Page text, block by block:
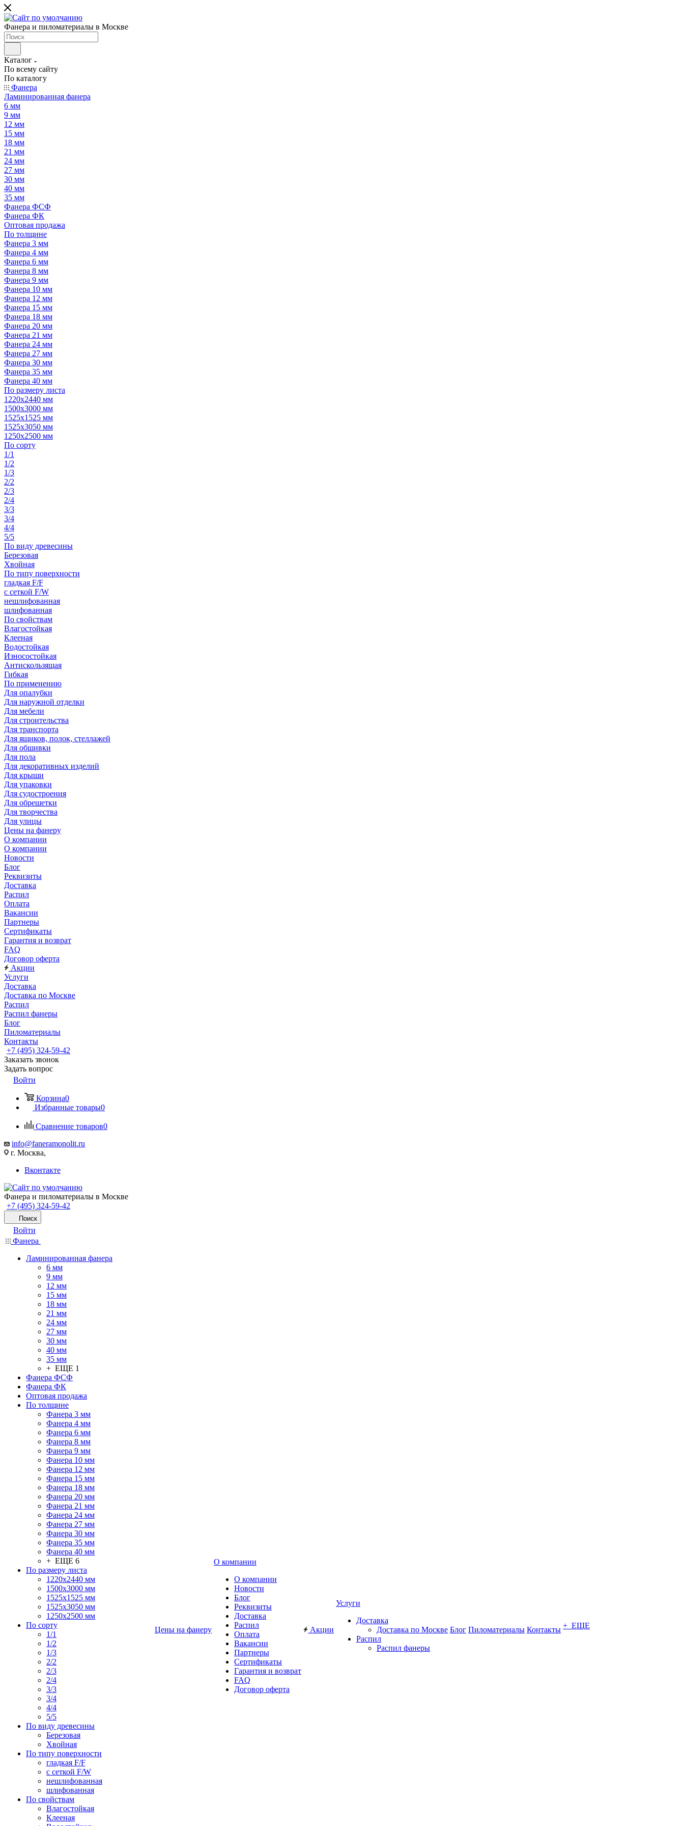
Фанера и пиломатериалы в Москве
Каталог
По всему сайту
По каталогу
Фанера
Ламинированная фанера
6 мм
9 мм
12 мм
15 мм
18 мм
21 мм
24 мм
27 мм
30 мм
40 мм
35 мм
Фанера ФСФ
Фанера ФК
Оптовая продажа
По толщине
Фанера 3 мм
Фанера 4 мм
Фанера 6 мм
Фанера 8 мм
Фанера 9 мм
Фанера 10 мм
Фанера 12 мм
Фанера 15 мм
Фанера 18 мм
Фанера 20 мм
Фанера 21 мм
Фанера 24 мм
Фанера 27 мм
Фанера 30 мм
Фанера 35 мм
Фанера 40 мм
По размеру листа
1220х2440 мм
1500х3000 мм
1525x1525 мм
1525х3050 мм
1250х2500 мм
По сорту
1/1
1/2
1/3
2/2
2/3
2/4
3/3
3/4
4/4
5/5
По виду древесины
Березовая
Хвойная
По типу поверхности
гладкая F/F
с сеткой F/W
нешлифованная
шлифованная
По свойствам
Влагостойкая
Клееная
Водостойкая
Износостойкая
Антискользящая
Гибкая
По применению
Для опалубки
Для наружной отделки
Для мебели
Для строительства
Для транспорта
Для ящиков, полок, стеллажей
Для обшивки
Для пола
Для декоративных изделий
Для крыши
Для упаковки
Для судостроения
Для обрешетки
Для творчества
Для улицы
Цены на фанеру
О компании
О компании
Новости
Блог
Реквизиты
Доставка
Распил
Оплата
Вакансии
Партнеры
Сертификаты
Гарантия и возврат
FAQ
Договор оферта
Акции
Услуги
Доставка
Доставка по Москве
Распил
Распил фанеры
Блог
Пиломатериалы
Контакты
+7 (495) 324-59-42
Заказать звонок
Задать вопрос
Войти
Корзина0
Избранные товары0
Сравнение товаров0
info@faneramonolit.ru
г. Москва,
Вконтакте
Фанера и пиломатериалы в Москве
+7 (495) 324-59-42
Поиск
Войти
Фанера
Ламинированная фанера
6 мм
9 мм
12 мм
15 мм
18 мм
21 мм
24 мм
27 мм
30 мм
40 мм
35 мм
+ ЕЩЕ 1
Фанера ФСФ
Фанера ФК
Оптовая продажа
По толщине
Фанера 3 мм
Фанера 4 мм
Фанера 6 мм
Фанера 8 мм
Фанера 9 мм
Фанера 10 мм
Фанера 12 мм
Фанера 15 мм
Фанера 18 мм
Фанера 20 мм
Фанера 21 мм
Фанера 24 мм
Фанера 27 мм
Фанера 30 мм
Фанера 35 мм
Фанера 40 мм
+ ЕЩЕ 6
По размеру листа
1220х2440 мм
1500х3000 мм
1525x1525 мм
1525х3050 мм
1250х2500 мм
По сорту
1/1
1/2
1/3
2/2
2/3
2/4
3/3
3/4
4/4
5/5
По виду древесины
Березовая
Хвойная
По типу поверхности
гладкая F/F
с сеткой F/W
нешлифованная
шлифованная
По свойствам
Влагостойкая
Клееная
Цены на фанеру
О компании
О компании
Новости
Блог
Реквизиты
Доставка
Распил
Оплата
Вакансии
Партнеры
Сертификаты
Гарантия и возврат
FAQ
Договор оферта
Акции
Услуги
Доставка
Доставка по Москве
Распил
Распил фанеры
Блог Пиломатериалы Контакты + ЕЩЕ